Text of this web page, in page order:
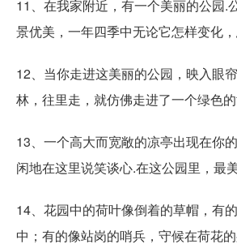
11、在我家附近，有一个美丽的公园.
景优美，一年四季中无论它怎样变化，
12、当你走进这美丽的公园，映入眼
林，往里走，就仿佛走进了一个绿色的
13、一个高大而宽敞的凉亭出现在你
闲地在这里说笑谈心.在这公园里，最
14、花园中的荷叶像倒着的草帽，有
中；有的像站岗的哨兵，守候在荷花的